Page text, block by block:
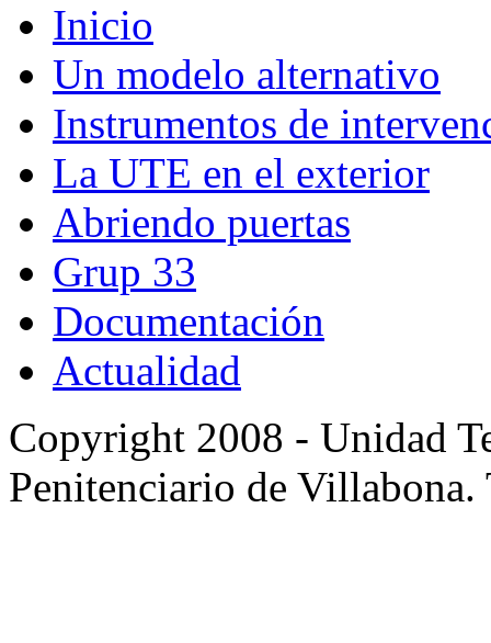
Inicio
Un modelo alternativo
Instrumentos de
La UTE en el exterior
Abriendo puertas
Grup 33
Documentación
Actualidad
Copyright 2008 - Unidad
Penitenciario de Villabona.